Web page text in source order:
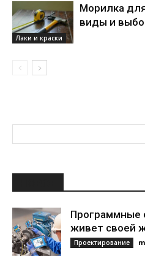
Лаки и краски
Морилка
виды и
Программные
живет своей
Проектирование